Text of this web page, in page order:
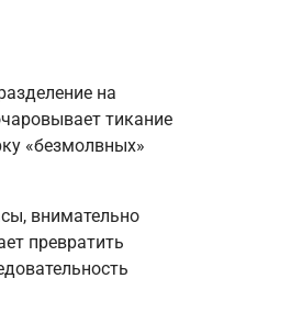
на
тикание
«безмолвных»
внимательно
превратить